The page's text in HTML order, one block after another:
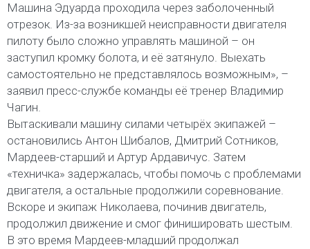
Машина Эдуарда проходила через заболоченный
отрезок. Из-за возникшей неисправности двигателя
пилоту было сложно управлять машиной – он
заступил кромку болота, и её затянуло. Выехать
самостоятельно не представлялось возможным», –
заявил пресс-службе команды её тренер Владимир
Чагин.
Вытаскивали машину силами четырёх экипажей –
остановились Антон Шибалов, Дмитрий Сотников,
Мардеев-старший и Артур Ардавичус. Затем
«техничка» задержалась, чтобы помочь с проблемами
двигателя, а остальные продолжили соревнование.
Вскоре и экипаж Николаева, починив двигатель,
продолжил движение и смог финишировать шестым.
В это время Мардеев-младший продолжал